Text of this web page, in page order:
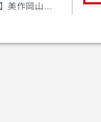
美作岡山道